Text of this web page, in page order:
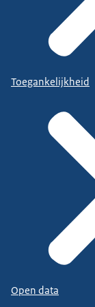
Toegankelijkheid
Open data